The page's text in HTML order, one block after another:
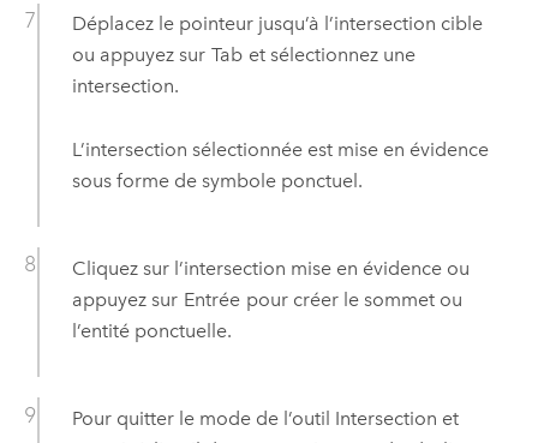
Déplacez le pointeur jusqu’à l’intersection cible
ou appuyez sur Tab et sélectionnez une
intersection.
L’intersection sélectionnée est mise en évidence
sous forme de symbole ponctuel.
Cliquez sur l’intersection mise en évidence ou
appuyez sur Entrée pour créer le sommet ou
l’entité ponctuelle.
Pour quitter le mode de l’outil Intersection et